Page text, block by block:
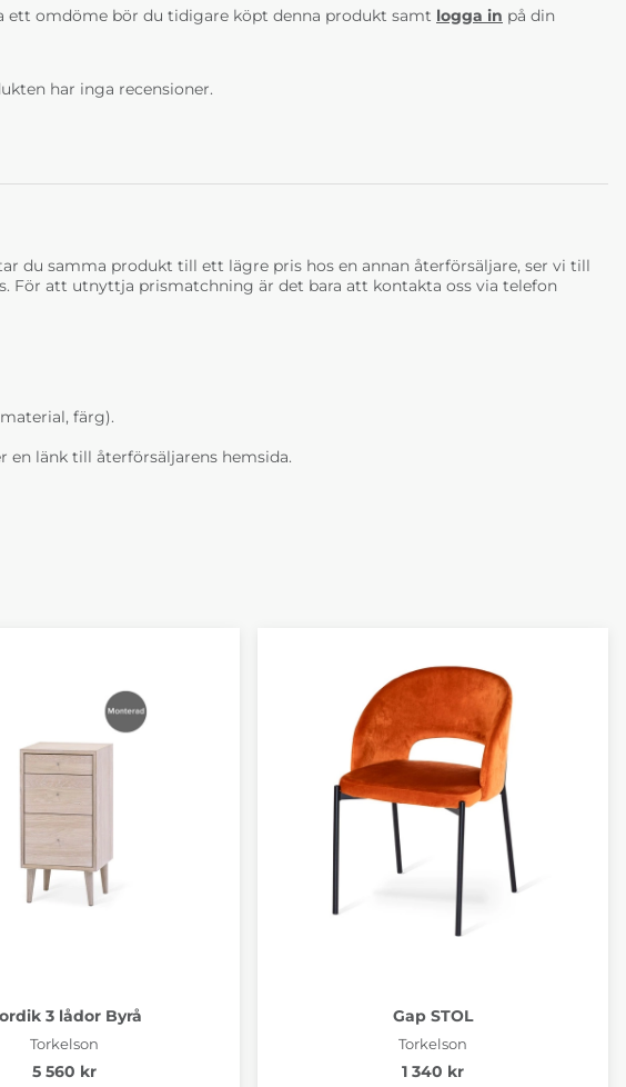
ett omdöme bör du tidigare köpt denna produkt samt logga in på din
har inga recensioner.
samma produkt till ett lägre pris hos en annan återförsäljare, ser vi till
För att utnyttja prismatchning är det bara att kontakta oss via telefon
färg).
en länk till återförsäljarens hemsida.
3 lådor Byrå
Torkelson
5 560 kr
Gap STOL
Torkelson
1 340 kr